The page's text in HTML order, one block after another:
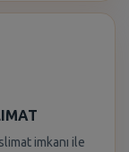
imkanı ile